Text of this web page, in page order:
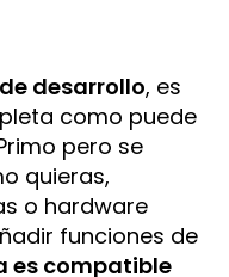
desarrollo, es
como puede
pero se
quieras,
o hardware
funciones de
es compatible